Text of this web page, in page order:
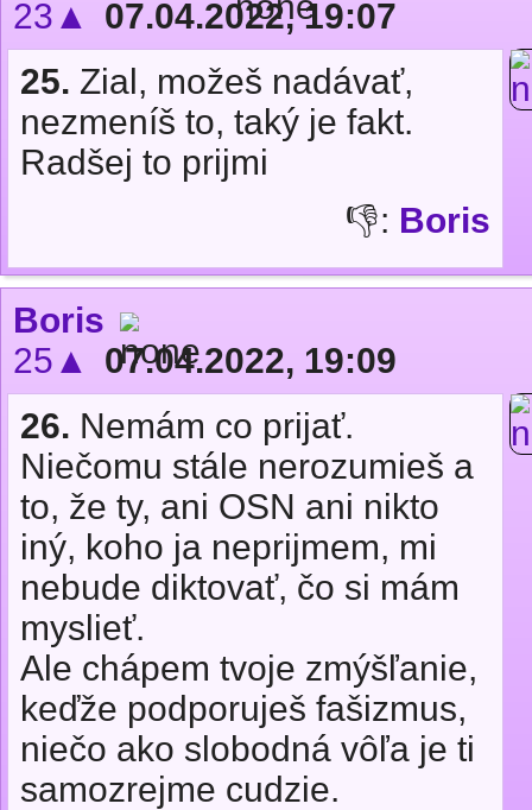
23▲
07.04.2022, 19:07
25. Zial, možeš nadávať,
nezmeníš to, taký je fakt.
Radšej to prijmi
👎: Boris
Boris
25▲
07.04.2022, 19:09
26. Nemám co prijať.
Niečomu stále nerozumieš a
to, že ty, ani OSN ani nikto
iný, koho ja neprijmem, mi
nebude diktovať, čo si mám
myslieť.
Ale chápem tvoje zmýšľanie,
keďže podporuješ fašizmus,
niečo ako slobodná vôľa je ti
samozrejme cudzie.